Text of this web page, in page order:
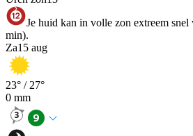
Je huid kan in volle zon extreem
min).
Za15 aug
23° / 27°
0 mm